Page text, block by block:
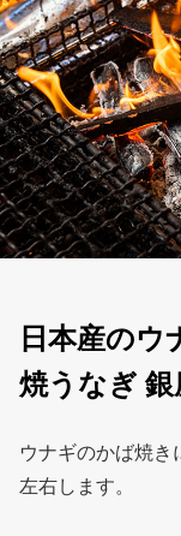
日本産のウ
焼うなぎ 銀
ウナギのかば焼
左右します。